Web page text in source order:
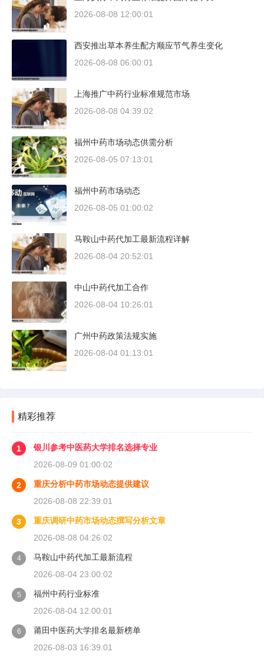
2026-08-08 12:00:01
西安推出草本养生配方顺应节气养生变化
2026-08-08 06:00:01
上海推广中药行业标准规范市场
2026-08-08 04:39:02
福州中药市场动态供需分析
2026-08-05 07:13:01
福州中药市场动态
2026-08-05 01:00:02
马鞍山中药代加工最新流程详解
2026-08-04 20:52:01
中山中药代加工合作
2026-08-04 10:26:01
广州中药政策法规实施
2026-08-04 01:13:01
精彩推荐
1
银川参考中医药大学排名选择专业
2026-08-09 01:00:02
2
重庆分析中药市场动态提供建议
2026-08-08 22:39:01
3
重庆调研中药市场动态撰写分析文章
2026-08-08 04:26:02
4
马鞍山中药代加工最新流程
2026-08-04 23:00:02
5
福州中药行业标准
2026-08-04 12:00:01
6
莆田中医药大学排名最新榜单
2026-08-03 16:39:01